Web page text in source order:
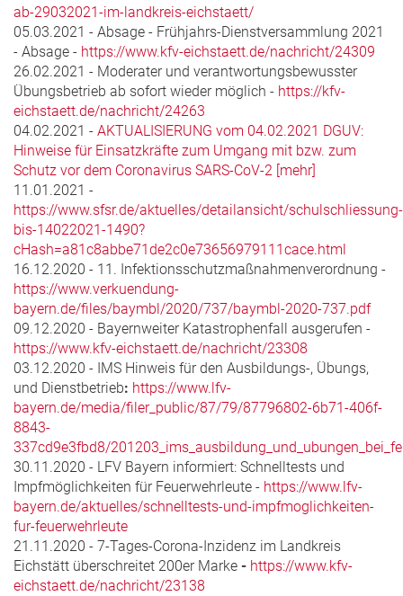
ab-29032021-im-landkreis-eichstaett/
05.03.2021 - Absage - Frühjahrs-Dienstversammlung 2021
- Absage - https://www.kfv-eichstaett.de/nachricht/24309
26.02.2021 - Moderater und verantwortungsbewusster
Übungsbetrieb ab sofort wieder möglich - https://kfv-
eichstaett.de/nachricht/24263
04.02.2021 - AKTUALISIERUNG vom 04.02.2021 DGUV:
Hinweise für Einsatzkräfte zum Umgang mit bzw. zum
Schutz vor dem Coronavirus SARS-CoV-2 [mehr]
11.01.2021 -
https://www.sfsr.de/aktuelles/detailansicht/schulschliessung-
bis-14022021-1490?
cHash=a81c8abbe71de2c0e73656979111cace.html
16.12.2020 - 11. Infektionsschutzmaßnahmenverordnung -
https://www.verkuendung-
bayern.de/files/baymbl/2020/737/baymbl-2020-737.pdf
09.12.2020 - Bayernweiter Katastrophenfall ausgerufen -
https://www.kfv-eichstaett.de/nachricht/23308
03.12.2020 - IMS Hinweis für den Ausbildungs-, Übungs,
und Dienstbetrieb: https://www.lfv-
bayern.de/media/filer_public/87/79/87796802-6b71-406f-
8843-
337cd9e3fbd8/
30.11.2020 - LFV Bayern informiert: Schnelltests und
Impfmöglichkeiten für Feuerwehrleute - https://www.lfv-
bayern.de/aktuelles/schnelltests-und-impfmoglichkeiten-
fur-feuerwehrleute
21.11.2020 - 7-Tages-Corona-Inzidenz im Landkreis
Eichstätt überschreitet 200er Marke - https://www.kfv-
eichstaett.de/nachricht/23138